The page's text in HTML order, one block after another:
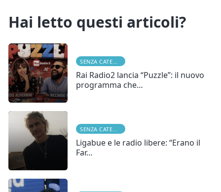
Hai letto questi articoli?
Rai Radio2 lancia “Puzzle”: il nuovo
programma che…
Ligabue e le radio libere: “Erano il
Far…